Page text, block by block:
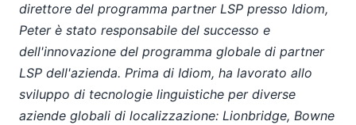
direttore del programma partner LSP presso Idiom,
Peter è stato responsabile del successo e
dell'innovazione del programma globale di partner
LSP dell'azienda. Prima di Idiom, ha lavorato allo
sviluppo di tecnologie linguistiche per diverse
aziende globali di localizzazione: Lionbridge, Bowne